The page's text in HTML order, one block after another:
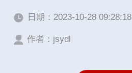
日期：2023-10-28 09:28:18
作者：jsydl